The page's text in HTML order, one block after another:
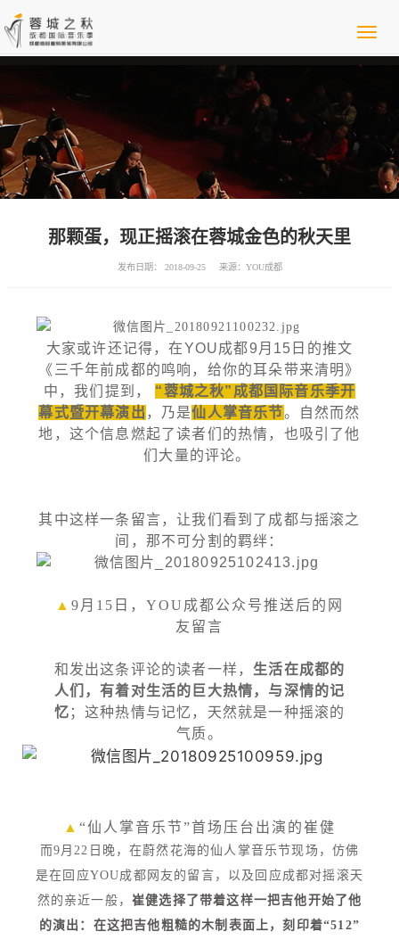
那颗蛋，现正摇滚在蓉城金色的秋天里
发布日期： 2018-09-25 来源：YOU成都
大家或许还记得，在YOU成都9月15日的推文
《三千年前成都的鸣响，给你的耳朵带来清明》
中，我们提到， “蓉城之秋”成都国际音乐季开
幕式暨开幕演出 ，乃是仙人掌音乐节。自然而然
地，这个信息燃起了读者们的热情，也吸引了他
们大量的评论。
其中这样一条留言，让我们看到了成都与摇滚之
间，那不可分割的羁绊：
▲ 9月15日，YOU成都公众号推送后的网
友留言
和发出这条评论的读者一样， 生活在成都的
人们，有着对生活的巨大热情，与深情的记
忆 ；这种热情与记忆，天然就是一种摇滚的
气质。
▲ “仙人掌音乐节”首场压台出演的崔健
而9月22日晚，在蔚然花海的仙人掌音乐节现场，仿佛
是在回应YOU成都网友的留言，以及回应成都对摇滚天
然的亲近一般， 崔健选择了带着这样一把吉他开始了他
的演出：在这把吉他粗糙的木制表面上，刻印着“512”